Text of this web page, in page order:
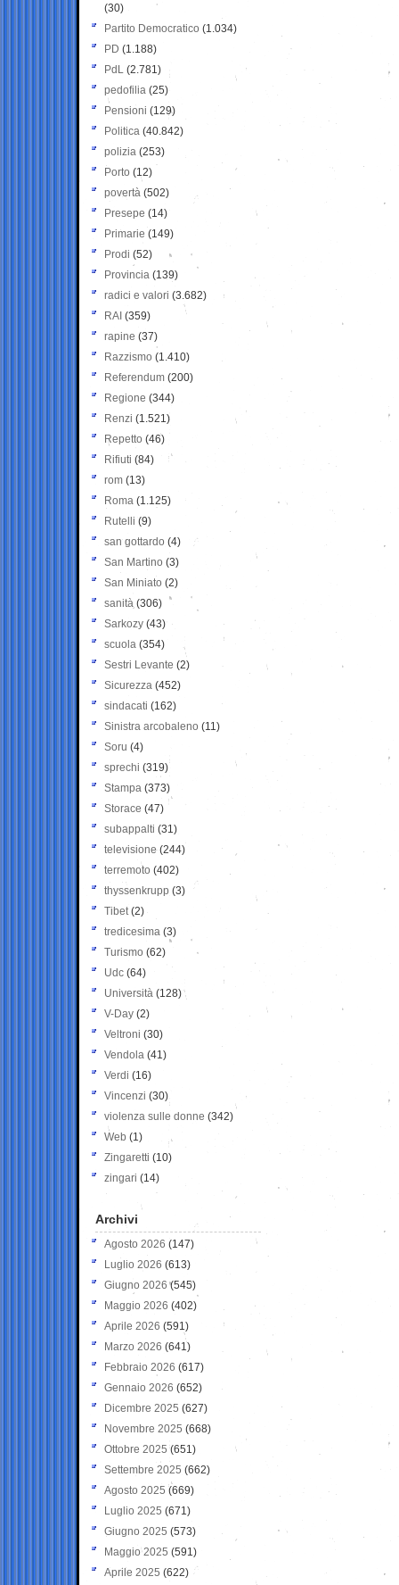
(30)
Partito Democratico (1.034)
PD (1.188)
PdL (2.781)
pedofilia (25)
Pensioni (129)
Politica (40.842)
polizia (253)
Porto (12)
povertà (502)
Presepe (14)
Primarie (149)
Prodi (52)
Provincia (139)
radici e valori (3.682)
RAI (359)
rapine (37)
Razzismo (1.410)
Referendum (200)
Regione (344)
Renzi (1.521)
Repetto (46)
Rifiuti (84)
rom (13)
Roma (1.125)
Rutelli (9)
san gottardo (4)
San Martino (3)
San Miniato (2)
sanità (306)
Sarkozy (43)
scuola (354)
Sestri Levante (2)
Sicurezza (452)
sindacati (162)
Sinistra arcobaleno (11)
Soru (4)
sprechi (319)
Stampa (373)
Storace (47)
subappalti (31)
televisione(244)
terremoto (402)
thyssenkrupp (3)
Tibet(2)
tredicesima (3)
Turismo (62)
Udc (64)
Università (128)
V-Day (2)
Veltroni (30)
Vendola (41)
Verdi (16)
Vincenzi (30)
violenza sulle donne (342)
Web (1)
Zingaretti (10)
zingari (14)
Archivi
Agosto 2026 (147)
Luglio 2026 (613)
Giugno 2026 (545)
Maggio 2026 (402)
Aprile 2026 (591)
Marzo 2026 (641)
Febbraio 2026 (617)
Gennaio 2026 (652)
Dicembre 2025 (627)
Novembre 2025 (668)
Ottobre 2025 (651)
Settembre 2025 (662)
Agosto 2025 (669)
Luglio 2025 (671)
Giugno 2025 (573)
Maggio 2025 (591)
Aprile 2025 (622)